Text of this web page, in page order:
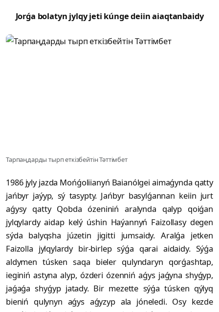
Jorǵa bolatyn jylqy jeti kúnge deiin aiaqtanbaidy
Тарпаңдарды тырп еткізбейтін Тәттімбет
1986 jyly jazda Mońǵoliianyń Baianólgei aimaǵynda qatty
jańbyr jaýyp, sý tasypty. Jańbyr basylǵannan keiin jurt
aǵysy qatty Qobda ózeniniń aralynda qalyp qoiǵan
jylqylardy aidap kelý úshin Haýannyń Faizollasy degen
sýda balyqsha júzetin jigitti jumsaidy. Aralǵa jetken
Faizolla jylqylardy bir-birlep sýǵa qarai aidaidy. Sýǵa
aldymen túsken saqa bieler qulyndaryn qorǵashtap,
ieginiń astyna alyp, ózderi ózenniń aǵys jaǵyna shyǵyp,
jaǵaǵa shyǵyp jatady. Bir mezette sýǵa túsken qýlyq
bieniń qulynyn aǵys aǵyzyp ala jóneledi. Osy kezde